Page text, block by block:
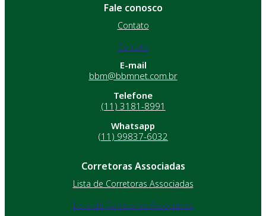
Fale conosco
Contato
Contato
E-mail
bbm@bbmnet.com.br
Telefone
(11) 3181-8991
Whatsapp
(11) 99837-6032
Corretoras Associadas
Lista de Corretoras Associadas
Lista de Corretoras Associadas